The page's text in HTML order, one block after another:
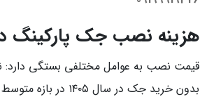
هزینه نصب جک پارکینگ
قیمت نصب به عوامل مختلفی بستگی دارد:
بدون خرید جک در سال ۱۴۰۵ در بازه متوسط بازار قرار دارد، اما قیمت دقیق پس از بازدید اعلام می‌شود.